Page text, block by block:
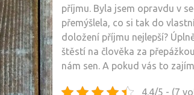
příjmu. Byla jsem opravdu v
přemýšlela, co si tak do
doložení příjmu nejlepší?
štěstí na člověka za
nám sen. A pokud vás to
4.4/5 - (7